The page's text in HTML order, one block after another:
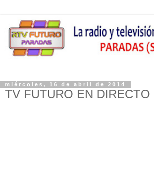
miércoles, 16 de abril de 2014
TV FUTURO EN DIRECTO